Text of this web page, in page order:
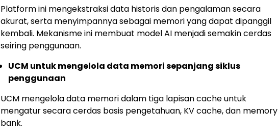
Platform ini mengekstraksi data historis dan pengalaman secara
akurat, serta menyimpannya sebagai memori yang dapat dipanggil
kembali. Mekanisme ini membuat model AI menjadi semakin cerdas
seiring penggunaan.
UCM untuk mengelola data memori sepanjang siklus
penggunaan
UCM mengelola data memori dalam tiga lapisan cache untuk
mengatur secara cerdas basis pengetahuan, KV cache, dan memory
bank.